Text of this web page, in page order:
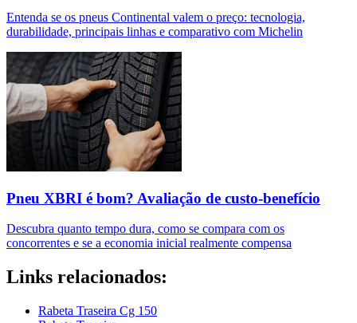
Entenda se os pneus Continental valem o preço: tecnologia,
durabilidade, principais linhas e comparativo com Michelin
Pneu XBRI é bom? Avaliação de custo-benefício
Descubra quanto tempo dura, como se compara com os
concorrentes e se a economia inicial realmente compensa
Links relacionados:
Rabeta Traseira Cg 150